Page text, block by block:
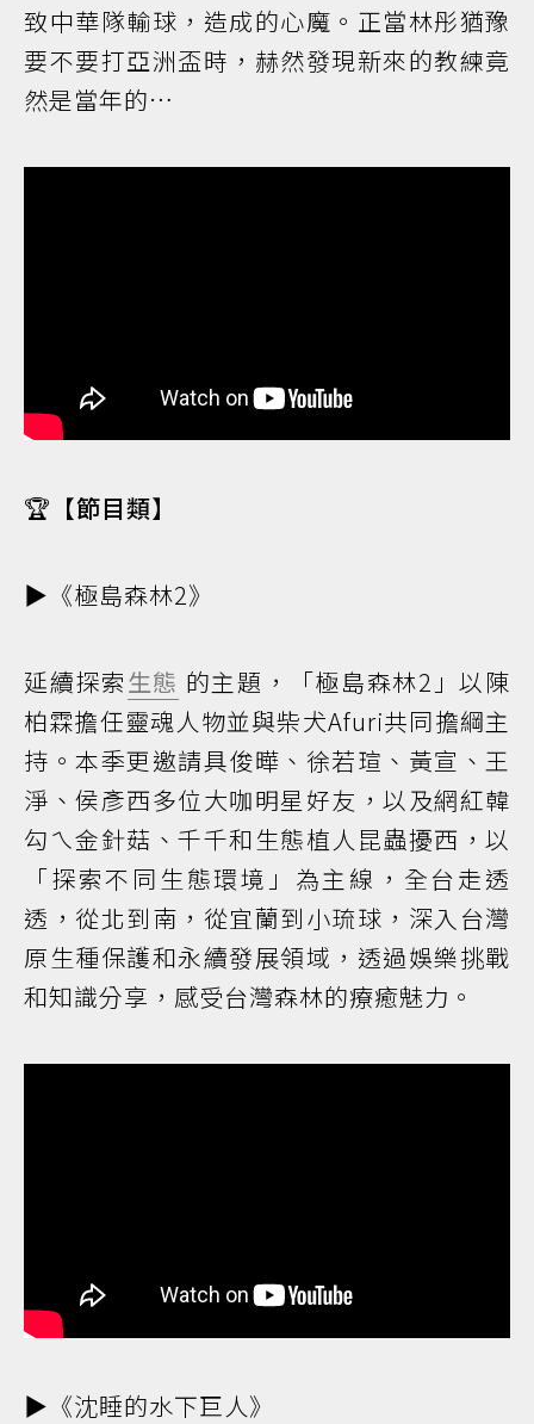
致中華隊輸球，造成的心魔。正當林彤猶豫
要不要打亞洲盃時，赫然發現新來的教練竟
然是當年的…
🏆 【節目類】
▶️《極島森林2》
延續探索生態 的主題，「極島森林2」以陳
柏霖擔任靈魂人物並與柴犬Afuri共同擔綱主
持。本季更邀請具俊曄、徐若瑄、黃宣、王
淨、侯彥西多位大咖明星好友，以及網紅韓
勾ㄟ金針菇、千千和生態植人昆蟲擾西，以
「探索不同生態環境」為主線，全台走透
透，從北到南，從宜蘭到小琉球，深入台灣
原生種保護和永續發展領域，透過娛樂挑戰
和知識分享，感受台灣森林的療癒魅力。
▶️《沈睡的水下巨人》